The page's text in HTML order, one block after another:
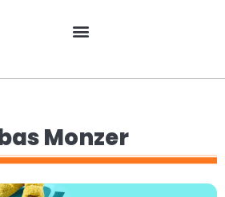
Monzer